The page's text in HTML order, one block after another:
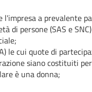
a prevalente
di persone (SAS e
le cui quote di
siano costituiti
è una donna;